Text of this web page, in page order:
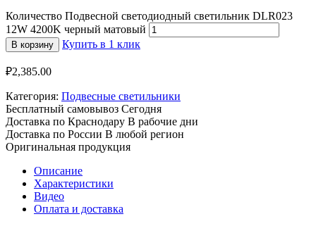
Количество Подвесной светодиодный светильник DLR023
12W 4200K черный матовый
В корзину Купить в 1 клик
₽2,385.00
Категория: Подвесные светильники
Бесплатный самовывоз Сегодня
Доставка по Краснодару В рабочие дни
Доставка по России В любой регион
Оригинальная продукция
Описание
Характеристики
Видео
Оплата и доставка